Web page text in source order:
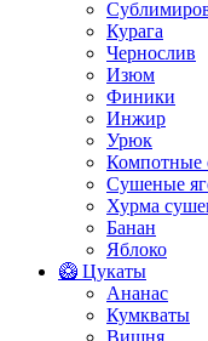
Курага
Чернослив
Изюм
Финики
Инжир
Урюк
Компотные
Сушеные
Хурма
Банан
Яблоко
🥝 Цукаты
Ананас
Кумкваты
Вишня